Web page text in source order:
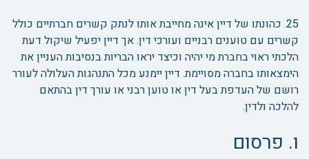
25. כהונתו של דיין אינה מחייבת אותו לנתק קשרים חברתיים כולל
קשרים עם טוענים רבניים ועורכי דין. אך דיין יפעיל שיקול דעת
הלכתי ראוי בחברת מי יהיה וכיצד יראו הבריות בנסיבות העניין את
הימצאותו בחברה מסויימת. דיין יימנע מכל התנהגות העלולה לעורר
רושם של העדפת בעל דין או טוען רבני או עורך דין בהתאם
להלכה ולדין.
ו. פרסום